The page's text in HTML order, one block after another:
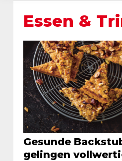
Essen &
Gesunde
gelingen